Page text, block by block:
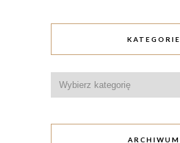
KATEGORIE
ARCHIWUM